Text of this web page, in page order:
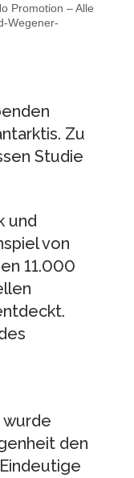
Promotion – Alle
Wegener-
Zu
Studie
und
von
11.000
wurde
den